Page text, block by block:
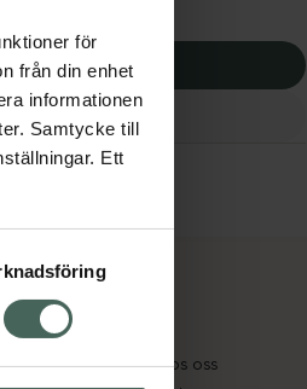
för
från din enhet
informationen
Samtycke till
Ett
Jobba hos oss